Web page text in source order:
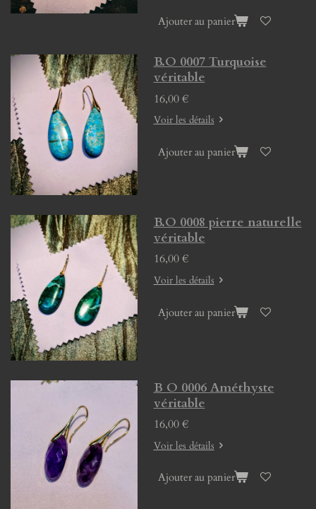
Ajouter au panier
B.O 0007 Turquoise
véritable
16,00 €
Voir les détails
Ajouter au panier
B.O 0008 pierre naturelle
véritable
16,00 €
Voir les détails
Ajouter au panier
B O 0006 Améthyste
véritable
16,00 €
Voir les détails
Ajouter au panier